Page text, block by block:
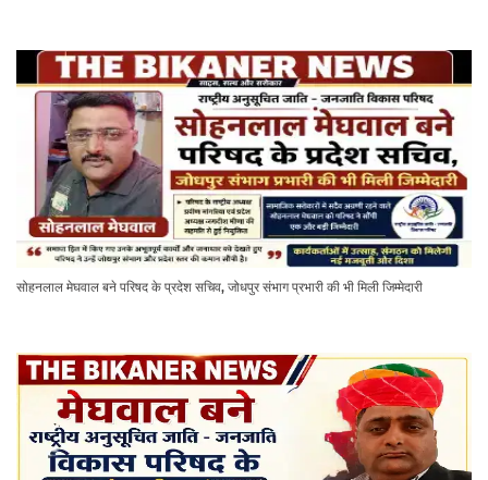
सोहनलाल मेघवाल बने परिषद के प्रदेश सचिव, जोधपुर संभाग प्रभारी की भी मिली जिम्मेदारी